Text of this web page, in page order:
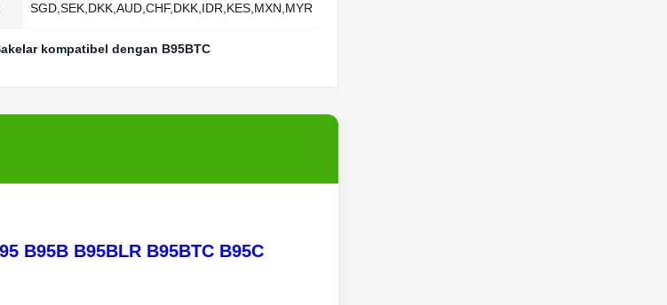
SGD,SEK,DKK,AUD,CHF,DKK,IDR,KES,MXN,MYR
kompatibel dengan B95BTC
B95B B95BLR B95BTC B95C